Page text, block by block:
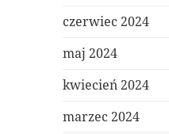
czerwiec 2024
maj 2024
kwiecień 2024
marzec 2024